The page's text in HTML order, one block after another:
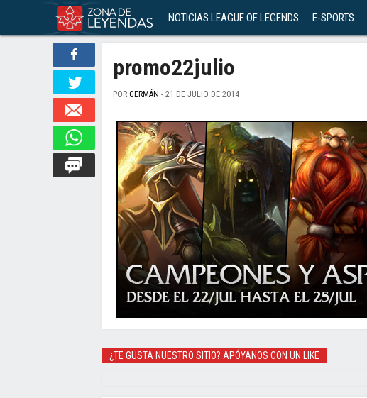
NOTICIAS LEAGUE OF LEGENDS E-SPORTS
promo22julio
POR GERMÁN - 21 DE JULIO DE 2014
¿TE GUSTA NUESTRO SITIO? APÓYANOS CON UN LIKE